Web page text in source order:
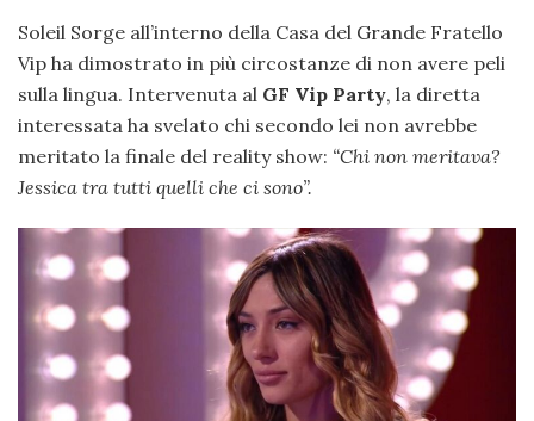
Soleil Sorge all’interno della Casa del Grande Fratello
Vip ha dimostrato in più circostanze di non avere peli
sulla lingua. Intervenuta al GF Vip Party, la diretta
interessata ha svelato chi secondo lei non avrebbe
meritato la finale del reality show: “Chi non meritava?
Jessica tra tutti quelli che ci sono”.